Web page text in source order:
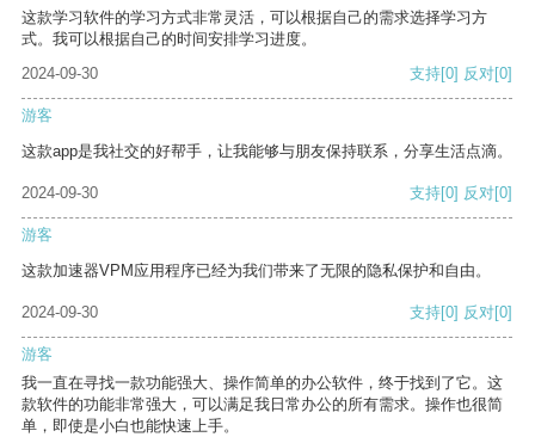
这款学习软件的学习方式非常灵活，可以根据自己的需求选择学习方
式。我可以根据自己的时间安排学习进度。
2024-09-30
支持[0] 反对[0]
游客
这款app是我社交的好帮手，让我能够与朋友保持联系，分享生活点滴。
2024-09-30 支持[0] 反对[0]
游客
这款加速器VPM应用程序已经为我们带来了无限的隐私保护和自由。
2024-09-30 支持[0] 反对[0]
游客
我一直在寻找一款功能强大、操作简单的办公软件，终于找到了它。这
款软件的功能非常强大，可以满足我日常办公的所有需求。操作也很简
单，即使是小白也能快速上手。